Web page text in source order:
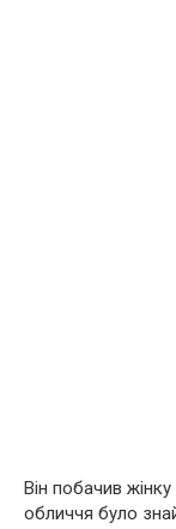
Він побачив жінку
обличчя було